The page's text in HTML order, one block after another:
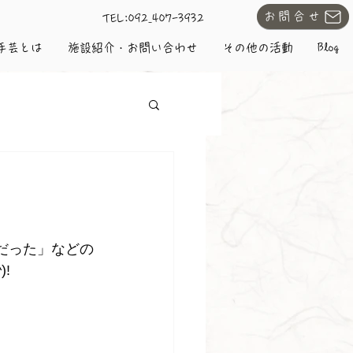
​TEL:092₋407-3932 お問合せ
芸とは 施設紹介・お問い合わせ その他の活動 Blog
った」などの